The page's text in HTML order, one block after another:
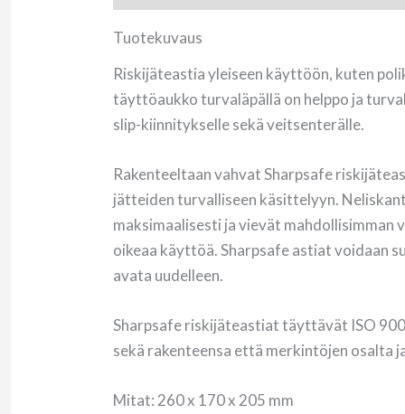
Tuotekuvaus
Riskijäteastia yleiseen käyttöön, kuten
täyttöaukko turvaläpällä on helppo ja
slip-kiinnitykselle sekä veitsenterälle.
Rakenteeltaan vahvat Sharpsafe
jätteiden turvalliseen käsittelyyn.
maksimaalisesti ja vievät
oikeaa käyttöä. Sharpsafe astiat voidaan
avata uudelleen.
Sharpsafe riskijäteastiat täyttävät ISO
sekä rakenteensa että merkintöjen osalta
Mitat: 260 x 170 x 205 mm